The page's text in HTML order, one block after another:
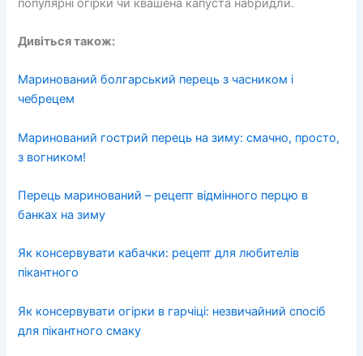
Дивіться також:
Маринований болгарський перець з часником і
чебрецем
Маринований гострий перець на зиму: смачно, просто,
з вогником!
Перець маринований – рецепт відмінного перцю в
банках на зиму
Як консервувати кабачки: рецепт для любителів
пікантного
Як консервувати огірки в гарчіці: незвичайний спосіб
для пікантного смаку